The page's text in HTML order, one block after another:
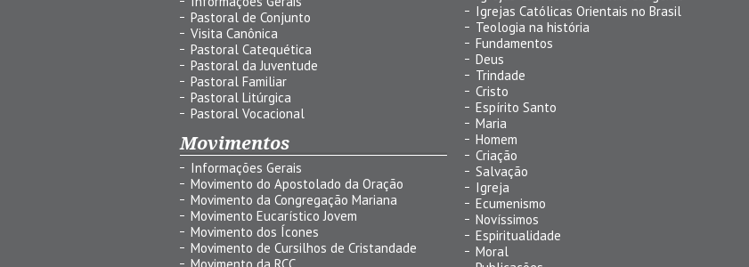
Pastoral de Conjunto
Visita Canônica
Pastoral Catequética
Pastoral da Juventude
Pastoral Familiar
Pastoral Litúrgica
Pastoral Vocacional
Movimentos
Informações Gerais
Movimento do Apostolado da Oração
Movimento da Congregação Mariana
Movimento Eucarístico Jovem
Movimento dos Ícones
Movimento de Cursilhos de Cristandade
Igrejas Católicas Orientais no Brasil
Teologia na história
Fundamentos
Deus
Trindade
Cristo
Espírito Santo
Maria
Homem
Criação
Salvação
Igreja
Ecumenismo
Novíssimos
Espiritualidade
Moral